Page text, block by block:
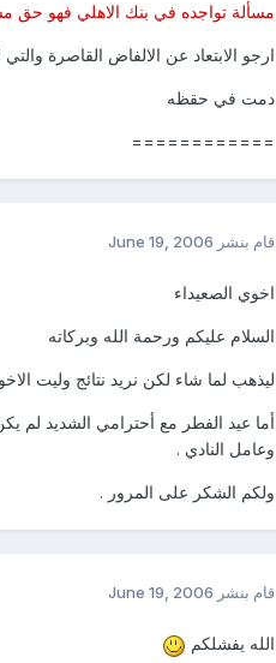
مسألة تواجده في بنك الاهلي فهو حق
ارجو الابتعاد عن الالفاض القاصرة
دمت في حقظه
============
قام بنشر June 19, 2006
اخوي الصعيداء
السلام عليكم ورحمة الله وبركاته
ليذهب لما شاء لكن نريد نتائج وليت
أما عيد الفطر مع أحترامي الشديد لم
وعامل النادي .
ولكم الشكر على المرور .
قام بنشر June 19, 2006
الله يفشلكم